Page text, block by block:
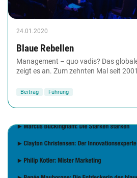
24.01.2020
Blaue Rebellen
Management – quo vadis? Das
zeigt es an. Zum zehnten Mal seit
Beitrag Führung